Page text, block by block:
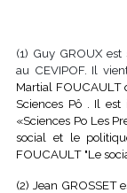
(1) Guy GROUX
au CEVIPOF. Il
Martial FOUCAULT
Sciences Pô . Il
«Sciences Po Les
social et le
FOUCAULT "Le
(2) Jean GROSSET